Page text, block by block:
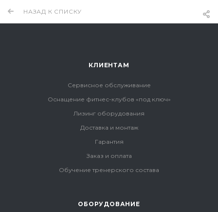
НАЗАД К СПИСКУ
КЛИЕНТАМ
Сервисное обслуживание
Оснащение фитнес-клубов «под ключ»
Лизинг оборудования
Доставка и монтаж
Гарантия
Заказ и оплата
Обучение тренерского состава
ОБОРУДОВАНИЕ